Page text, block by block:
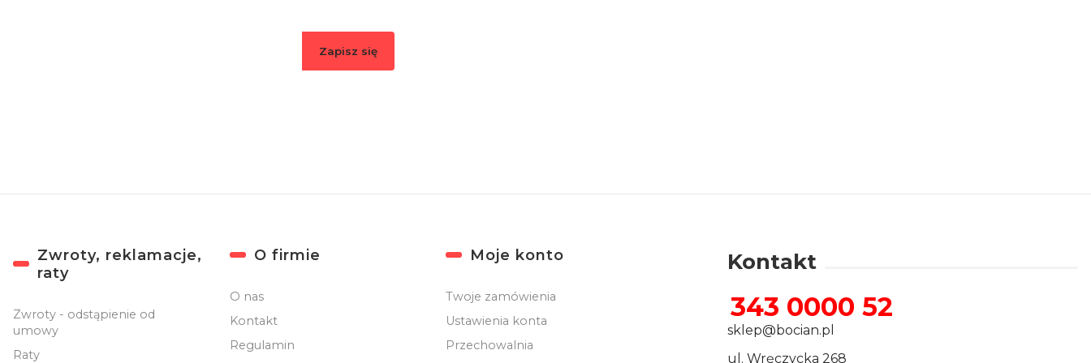
Zapisz się
Linki w stopce
Zwroty, reklamacje,
raty
Zwroty - odstąpienie od
umowy
Raty
O firmie
O nas
Kontakt
Regulamin
Moje konto
Twoje zamówienia
Ustawienia konta
Przechowalnia
Kontakt
343 0000 52
sklep@bocian.pl
ul. Wręczycka 268